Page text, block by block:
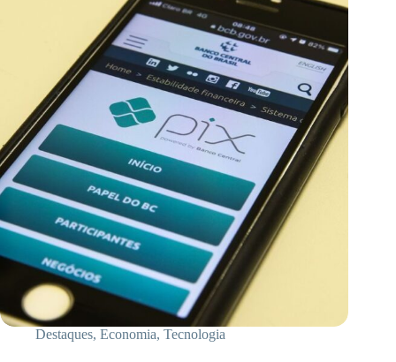
Destaques, Economia, Tecnologia